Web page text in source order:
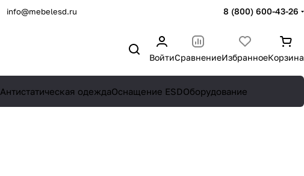
info@mebelesd.ru 8 (800) 600-43-26
ВойтиСравнениеИзбранноеКорзина
Антистатическая одеждаОснащение ESDОборудование